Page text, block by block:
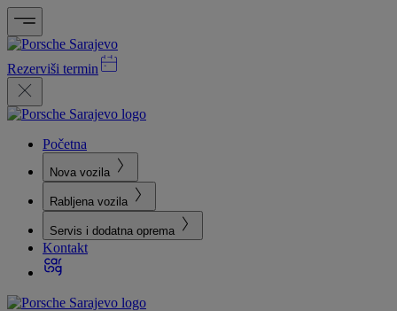
Rezerviši termin
Početna
Nova vozila
Rabljena vozila
Servis i dodatna oprema
Kontakt